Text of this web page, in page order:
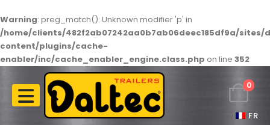
Warning: preg_match(): Unknown modifier 'p' in
/home/clients/482f2ab07242aa0b7ab06deec185df9a/
content/plugins/cache-
enabler/inc/cache_enabler_engine.class.php on line 352
FR
0